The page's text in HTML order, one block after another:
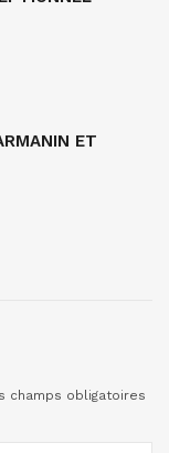
ET
champs obligatoires